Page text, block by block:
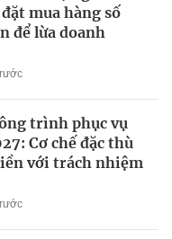
mua hàng số
để lừa doanh
trình phục vụ
Cơ chế đặc thù
với trách nhiệm